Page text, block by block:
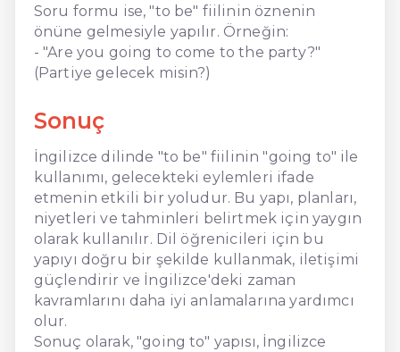
Soru formu ise, "to be" fiilinin öznenin
önüne gelmesiyle yapılır. Örneğin:
- "Are you going to come to the party?"
(Partiye gelecek misin?)
Sonuç
İngilizce dilinde "to be" fiilinin "going to" ile
kullanımı, gelecekteki eylemleri ifade
etmenin etkili bir yoludur. Bu yapı, planları,
niyetleri ve tahminleri belirtmek için yaygın
olarak kullanılır. Dil öğrenicileri için bu
yapıyı doğru bir şekilde kullanmak, iletişimi
güçlendirir ve İngilizce'deki zaman
kavramlarını daha iyi anlamalarına yardımcı
olur.
Sonuç olarak, "going to" yapısı, İngilizce